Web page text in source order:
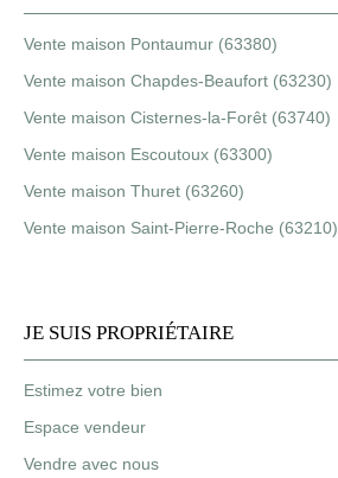
Vente maison Pontaumur (63380)
Vente maison Chapdes-Beaufort (63230)
Vente maison Cisternes-la-Forêt (63740)
Vente maison Escoutoux (63300)
Vente maison Thuret (63260)
Vente maison Saint-Pierre-Roche (63210)
JE SUIS PROPRIÉTAIRE
Estimez votre bien
Espace vendeur
Vendre avec nous